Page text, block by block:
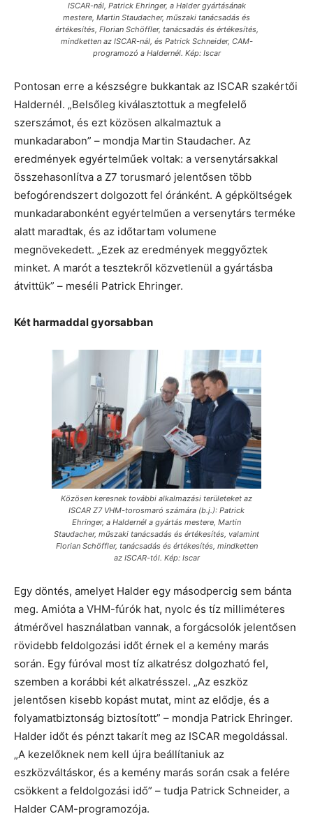
ISCAR-nál, Patrick Ehringer, a Halder gyártásának
mestere, Martin Staudacher, műszaki tanácsadás és
értékesítés, Florian Schöffler, tanácsadás és értékesítés,
mindketten az ISCAR-nál, és Patrick Schneider, CAM-
programozó a Haldernél. Kép: Iscar
Pontosan erre a készségre bukkantak az ISCAR szakértői
Haldernél. „Belsőleg kiválasztottuk a megfelelő
szerszámot, és ezt közösen alkalmaztuk a
munkadarabon” – mondja Martin Staudacher. Az
eredmények egyértelműek voltak: a versenytársakkal
összehasonlítva a Z7 torusmaró jelentősen több
befogórendszert dolgozott fel óránként. A gépköltségek
munkadarabonként egyértelműen a versenytárs terméke
alatt maradtak, és az időtartam volumene
megnövekedett. „Ezek az eredmények meggyőztek
minket. A marót a tesztekről közvetlenül a gyártásba
átvittük” – meséli Patrick Ehringer.
Két harmaddal gyorsabban
Közösen keresnek további alkalmazási területeket az
ISCAR Z7 VHM-torosmaró számára (b.j.): Patrick
Ehringer, a Haldernél a gyártás mestere, Martin
Staudacher, műszaki tanácsadás és értékesítés, valamint
Florian Schöffler, tanácsadás és értékesítés, mindketten
az ISCAR-tól. Kép: Iscar
Egy döntés, amelyet Halder egy másodpercig sem bánta
meg. Amióta a VHM-fúrók hat, nyolc és tíz milliméteres
átmérővel használatban vannak, a forgácsolók jelentősen
rövidebb feldolgozási időt érnek el a kemény marás
során. Egy fúróval most tíz alkatrész dolgozható fel,
szemben a korábbi két alkatrésszel. „Az eszköz
jelentősen kisebb kopást mutat, mint az elődje, és a
folyamatbiztonság biztosított” – mondja Patrick Ehringer.
Halder időt és pénzt takarít meg az ISCAR megoldással.
„A kezelőknek nem kell újra beállítaniuk az
eszközváltáskor, és a kemény marás során csak a felére
csökkent a feldolgozási idő” – tudja Patrick Schneider, a
Halder CAM-programozója.